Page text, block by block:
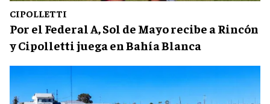
CIPOLLETTI
Por el Federal A, Sol de Mayo recibe a Rincón
y Cipolletti juega en Bahía Blanca